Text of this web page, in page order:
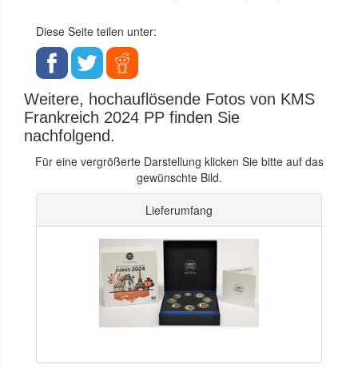
Diese Seite teilen unter:
Weitere, hochauflösende Fotos von KMS
Frankreich 2024 PP finden Sie
nachfolgend.
Für eine vergrößerte Darstellung klicken Sie bitte auf das
gewünschte Bild.
Lieferumfang